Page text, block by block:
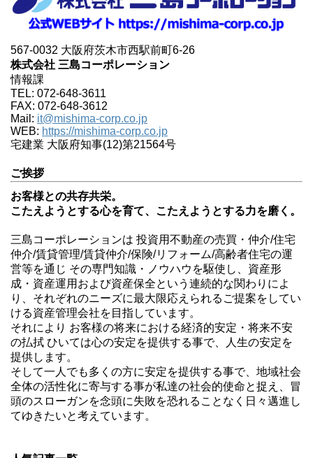
567-0032 大阪府茨木市西駅前町6-26
株式会社 三島コーポレーション
情報課
TEL: 072-648-3611
FAX: 072-648-3612
Mail: it@mishima-corp.co.jp
WEB: https://mishima-corp.co.jp
宅建業 大阪府知事(12)第21564号
ご挨拶
お客様との共存共栄。
こたえようとする心を育て、こたえようとする力を磨く。
三島コーポレーションは 投資用不動産の売買・仲介/住宅
仲介/賃貸管理/賃貸仲介/保険/リフォーム/高齢者住宅の運
営等を通じ その専門知識・ノウハウを駆使し、資産形
成・資産運用および資産保全という連続的な関わりによ
り、それぞれのニーズに最大限応えられるご提案をしてい
ける資産管理会社を目指しています。
それにより お客様の将来における経済的安定・将来不安
の払拭 ひいては心の安定を提供する事で、人生の安定を
提供します。
そして一人でも多くの方に安定を提供する事で、地域社会
全体の活性化に寄与する事が私達の社会的使命と捉え、冒
頭のスローガンを念頭に失敗を恐れることなく日々邁進し
てゆきたいと考えています。